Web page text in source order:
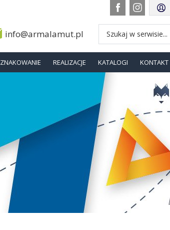
info@armalamut.pl
ZNAKOWANIE REALIZACJE KATALOGI KONTAKT